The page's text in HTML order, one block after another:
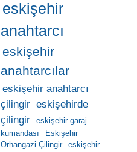
eskişehir
anahtarcı
eskişehir
anahtarcılar
eskişehir anahtarcı
çilingir eskişehirde
çilingir
eskişehir garaj
kumandası
Eskişehir
Orhangazi Çilingir
eskişehir